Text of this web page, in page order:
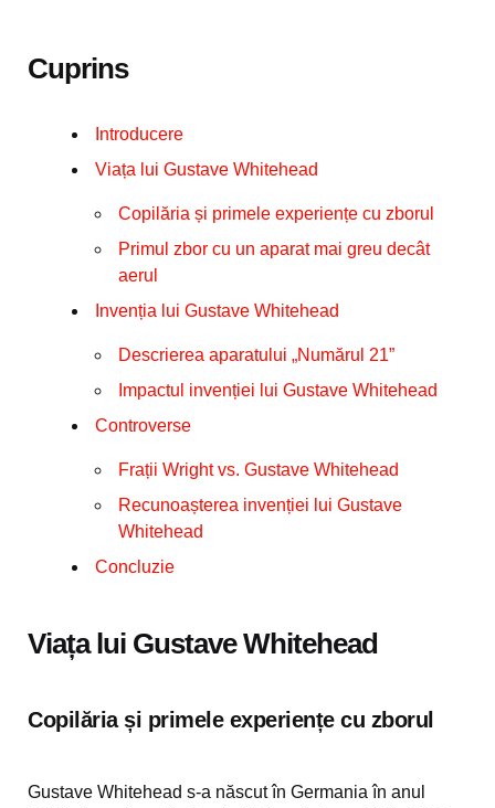
Cuprins
Introducere
Viața lui Gustave Whitehead
Copilăria și primele experiențe cu zborul
Primul zbor cu un aparat mai greu decât
aerul
Invenția lui Gustave Whitehead
Descrierea aparatului „Numărul 21”
Impactul invenției lui Gustave Whitehead
Controverse
Frații Wright vs. Gustave Whitehead
Recunoașterea invenției lui Gustave
Whitehead
Concluzie
Viața lui Gustave Whitehead
Copilăria și primele experiențe cu zborul
Gustave Whitehead s-a născut în Germania în anul